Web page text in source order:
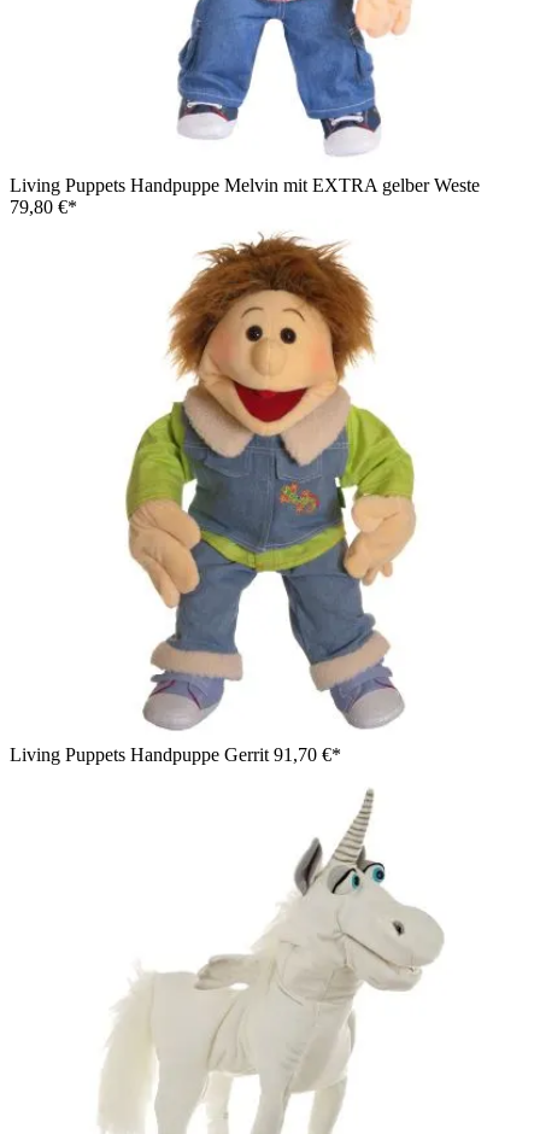
Living Puppets Handpuppe Melvin mit EXTRA gelber Weste
79,80 €*
Living Puppets Handpuppe Gerrit 91,70 €*